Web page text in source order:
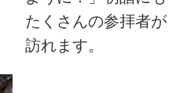
たくさんの参拝者が
訪れます。